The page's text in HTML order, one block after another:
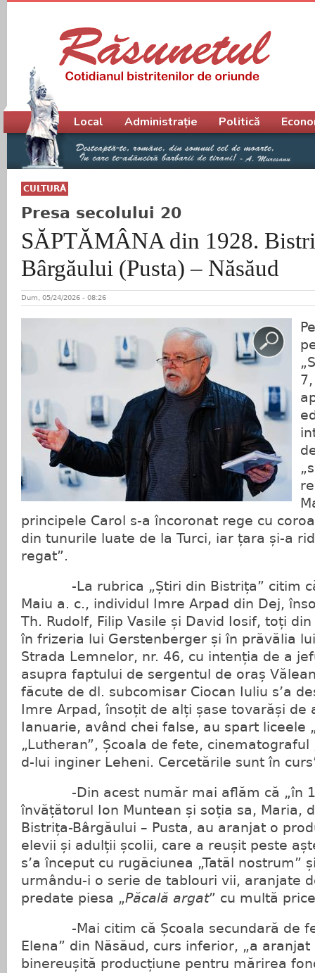
CULTURĂ
Presa secolului 20
SĂPTĂMÂNA din 1928.
Bârgăului (Pusta) – Năsăud
Dum, 05/24/2026 - 08:26
principele Carol s-a încoronat rege cu
din tunurile luate de la Turci, iar țara și-a
regat”.
-La rubrica „Știri din Bistrița” citim că
Maiu a. c., individul Imre Arpad din Dej,
Th. Rudolf, Filip Vasile și David Iosif, toți
în frizeria lui Gerstenberger și în prăvălia
Strada Lemnelor, nr. 46, cu intenția de a
asupra faptului de sergentul de oraș
făcute de dl. subcomisar Ciocan Iuliu s’a
Imre Arpad, însoțit de alți șase tovarăși de
Ianuarie, având chei false, au spart liceele
„Lutheran”, Școala de fete, cinematograful
d-lui inginer Leheni. Cercetările sunt în
-Din acest număr mai aflăm că „în
învățătorul Ion Muntean și soția sa, Maria,
Bistrița-Bârgăului – Pusta, au aranjat o
elevii și adulții școlii, care a reușit peste
s’a început cu rugăciunea „Tatăl nostrum”
urmându-i o serie de tablouri vii, aranjate
predate piesa „Păcală argat” cu multă
-Mai citim că Școala secundară de
Elena” din Năsăud, curs inferior, „a
binereușită producțiune pentru mărirea
Meniu principal
Local Administrație Politică